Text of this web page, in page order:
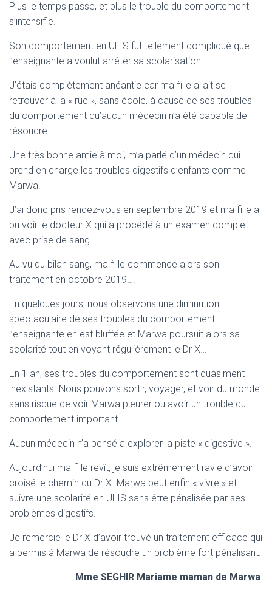
Plus le temps passe, et plus le trouble du comportement
s’intensifie.
Son comportement en ULIS fut tellement compliqué que
l’enseignante a voulut arrêter sa scolarisation.
J’étais complètement anéantie car ma fille allait se
retrouver à la « rue », sans école, à cause de ses troubles
du comportement qu’aucun médecin n’a été capable de
résoudre.
Une très bonne amie à moi, m’a parlé d’un médecin qui
prend en charge les troubles digestifs d’enfants comme
Marwa.
J’ai donc pris rendez-vous en septembre 2019 et ma fille a
pu voir le docteur X qui a procédé à un examen complet
avec prise de sang…
Au vu du bilan sang, ma fille commence alors son
traitement en octobre 2019….
En quelques jours, nous observons une diminution
spectaculaire de ses troubles du comportement…
l’enseignante en est bluffée et Marwa poursuit alors sa
scolarité tout en voyant régulièrement le Dr X…
En 1 an, ses troubles du comportement sont quasiment
inexistants. Nous pouvons sortir, voyager, et voir du monde
sans risque de voir Marwa pleurer ou avoir un trouble du
comportement important.
Aucun médecin n’a pensé a explorer la piste « digestive ».
Aujourd’hui ma fille revît, je suis extrêmement ravie d’avoir
croisé le chemin du Dr X. Marwa peut enfin « vivre » et
suivre une scolarité en ULIS sans être pénalisée par ses
problèmes digestifs.
Je remercie le Dr X d’avoir trouvé un traitement efficace qui
a permis à Marwa de résoudre un problème fort pénalisant.
Mme SEGHIR Mariame maman de Marwa